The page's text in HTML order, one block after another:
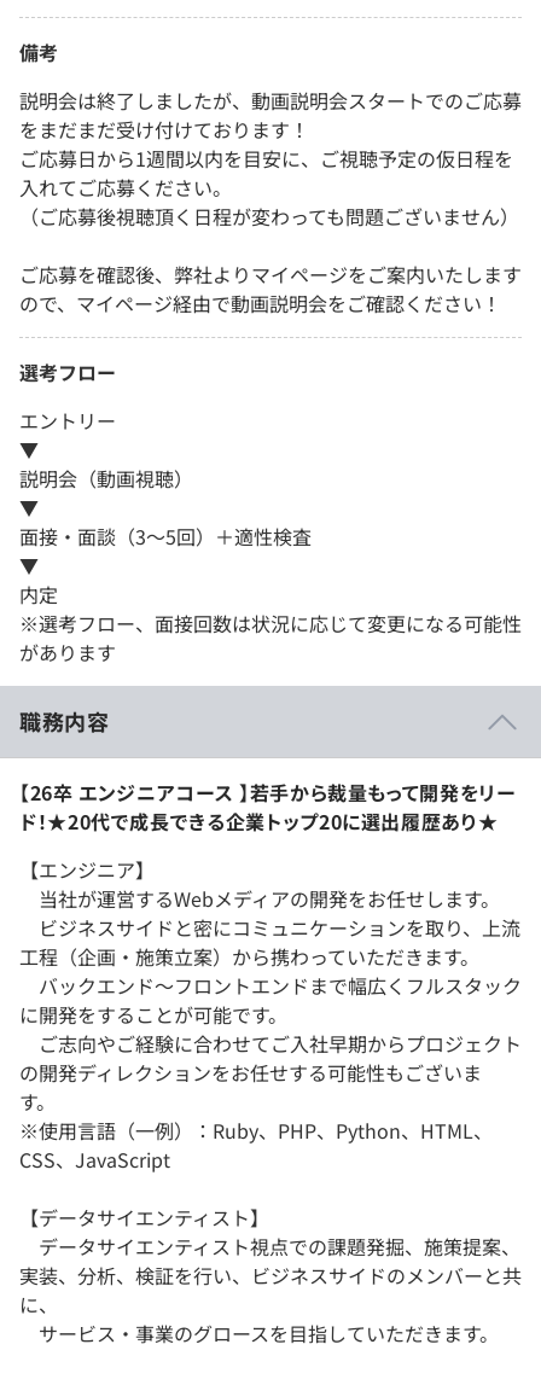
備考
説明会は終了しましたが、動画説明会スタートでのご応募
をまだまだ受け付けております！
ご応募日から1週間以内を目安に、ご視聴予定の仮日程を
入れてご応募ください。
（ご応募後視聴頂く日程が変わっても問題ございません）
ご応募を確認後、弊社よりマイページをご案内いたします
ので、マイページ経由で動画説明会をご確認ください！
選考フロー
エントリー
▼
説明会（動画視聴）
▼
面接・面談（3～5回）＋適性検査
▼
内定
※選考フロー、面接回数は状況に応じて変更になる可能性
があります
職務内容
【26卒 エンジニアコース 】若手から裁量もって開発をリー
ド！★20代で成長できる企業トップ20に選出履歴あり★
【エンジニア】
当社が運営するWebメディアの開発をお任せします。
ビジネスサイドと密にコミュニケーションを取り、上流
工程（企画・施策立案）から携わっていただきます。
バックエンド～フロントエンドまで幅広くフルスタック
に開発をすることが可能です。
ご志向やご経験に合わせてご入社早期からプロジェクト
の開発ディレクションをお任せする可能性もございま
す。
※使用言語（一例）：Ruby、PHP、Python、HTML、
CSS、JavaScript
【データサイエンティスト】
データサイエンティスト視点での課題発掘、施策提案、
実装、分析、検証を行い、ビジネスサイドのメンバーと共
に、
サービス・事業のグロースを目指していただきます。